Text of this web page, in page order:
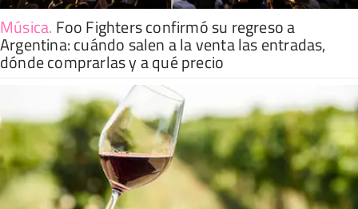
Música. Foo Fighters confirmó su regreso a
Argentina: cuándo salen a la venta las entradas,
dónde comprarlas y a qué precio